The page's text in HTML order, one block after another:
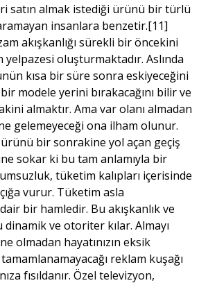
satın almak istediği ürünü bir türlü
insanlara benzetir.[11]
akışkanlığı sürekli bir öncekini
oluşturmaktadır. Aslında
kısa bir süre sonra eskiyeceğini
modele yerini bırakacağını bilir ve
almaktır. Ama var olanı almadan
gelemeyeceği ona ilham olunur.
bir sonrakine yol açan geçiş
sokar ki bu tam anlamıyla bir
tüketim kalıpları içerisinde
vurur. Tüketim asla
bir hamledir. Bu akışkanlık ve
dinamik ve otoriter kılar. Almayı
olmadan hayatınızın eksik
reklam kuşağı
fısıldanır. Özel televizyon,